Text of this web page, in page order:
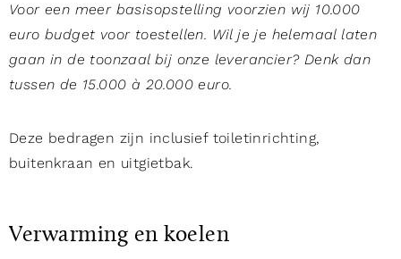
Voor een meer basisopstelling voorzien wij 10.000
euro budget voor toestellen. Wil je je helemaal laten
gaan in de toonzaal bij onze leverancier? Denk dan
tussen de 15.000 à 20.000 euro.
Deze bedragen zijn inclusief toiletinrichting,
buitenkraan en uitgietbak.
Verwarming en koelen